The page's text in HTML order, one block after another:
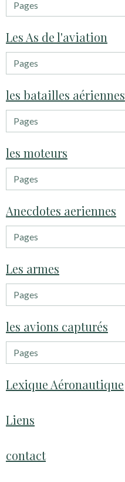
Les As de l'aviation
les batailles aériennes
les moteurs
Anecdotes aeriennes
Les armes
les avions capturés
Lexique Aéronautique
Liens
contact